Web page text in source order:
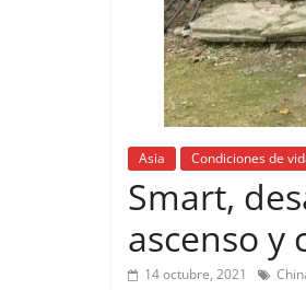
Asia Condiciones de
Smart,
ascenso y
14 octubre, 2021